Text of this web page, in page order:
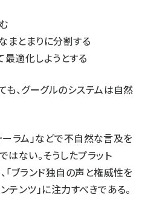
まとまりに分割する
最適化しようとする
も、グーグルのシステムは自然
ォーラム」などで不自然な言及を
はない。そうしたプラット
「ブランド独自の声と権威性を
テンツ」に注力すべきである。